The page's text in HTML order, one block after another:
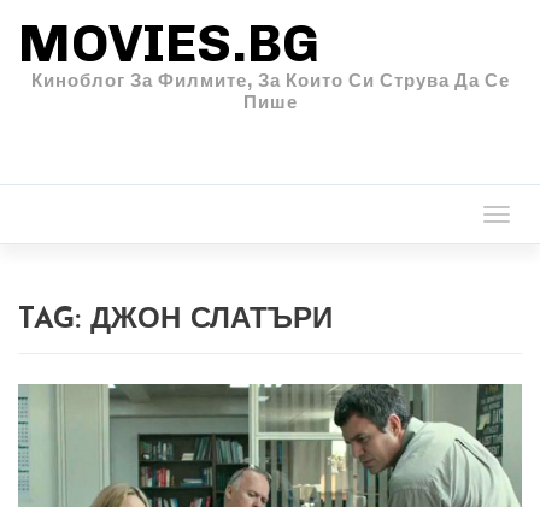
MOVIES.BG
Киноблог За Филмите, За Които Си Струва Да Се
Пише
TAG: ДЖОН СЛАТЪРИ